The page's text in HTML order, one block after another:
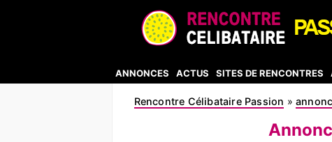
ANNONCES ACTUS SITES DE RENCONTRES
Rencontre Célibataire Passion »